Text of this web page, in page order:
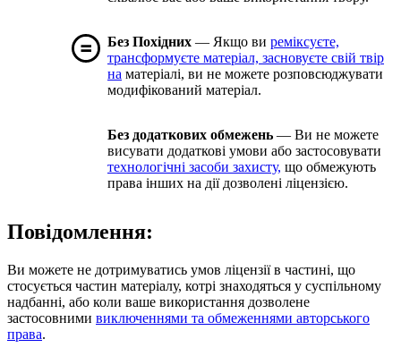
Без Похідних — Якщо ви реміксуєте,
трансформуєте матеріал, засновуєте свій твір
на матеріалі, ви не можете розповсюджувати
модифікований матеріал.
Без додаткових обмежень — Ви не можете
висувати додаткові умови або застосовувати
технологічні засоби захисту, що обмежують
права інших на дії дозволені ліцензією.
Повідомлення:
Ви можете не дотримуватись умов ліцензії в частині, що
стосується частин матеріалу, котрі знаходяться у суспільному
надбанні, або коли ваше використання дозволене
застосовними виключеннями та обмеженнями авторського
права.